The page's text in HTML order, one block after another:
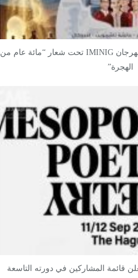
أكادير تجمع مغاربة العالم في مهرجان IMINIG تحت شعار “مائة عام من
الهجرة”
قائمة المشاركين في دورته التاسعة